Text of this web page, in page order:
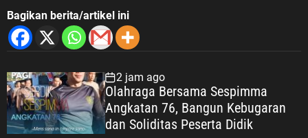
Bagikan berita/artikel ini
2 jam ago
Olahraga Bersama Sespimma
Angkatan 76, Bangun Kebugaran
dan Soliditas Peserta Didik